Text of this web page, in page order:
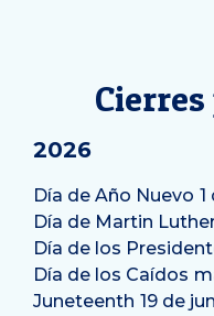
2026
Día de Año Nuevo 1
Día de Martin
Día de los
Día de los Caídos
Juneteenth 19 de